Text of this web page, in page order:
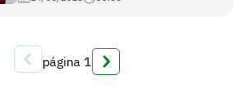
página 1